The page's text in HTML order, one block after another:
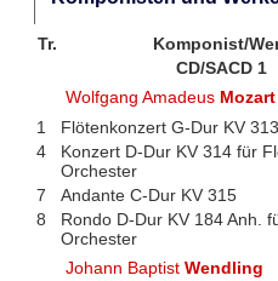
Tr. Komponist/
CD/SACD 1
Wolfgang Amadeus Mozart
1
Flötenkonzert G-Dur KV
4
Konzert D-Dur KV 314 für
Orchester
7 Andante C-Dur KV 315
8
Rondo D-Dur KV 184 Anh.
Orchester
Johann BaptistWendling